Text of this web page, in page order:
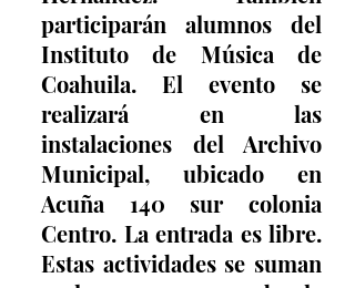
participarán alumnos del
Instituto de Música de
Coahuila. El evento se
realizará en las
instalaciones del Archivo
Municipal, ubicado en
Acuña 140 sur colonia
Centro. La entrada es libre.
Estas actividades se suman